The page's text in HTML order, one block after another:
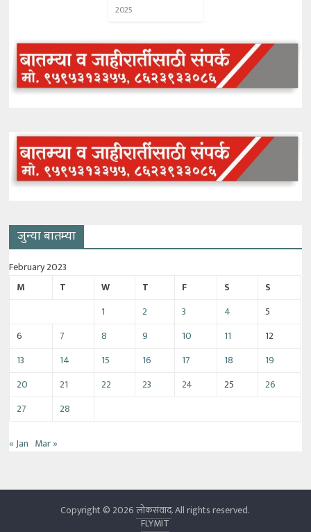
2025
जुन्या बातम्या
February 2023
M
T W T F S
S
1
2 3 4
5
6
7 8 9 10 11
12
13
14 15 16 17 18
19
20
21 22 23 24 25
26
27
28
« Jan Mar »
Copyright © 2026लोकसंवाद. All rights reserved.
FLYMIT